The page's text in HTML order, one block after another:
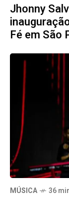
Jhonny
Fé em São
MÚSICA 36